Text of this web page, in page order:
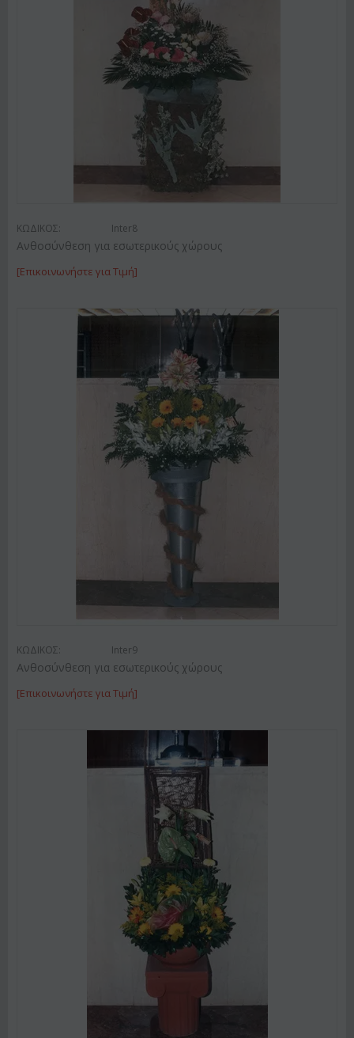
ΚΩΔΙΚΟΣ: Inter8
Ανθοσύνθεση για εσωτερικούς χώρους
[Επικοινωνήστε για Τιμή]
ΚΩΔΙΚΟΣ: Inter9
Ανθοσύνθεση για εσωτερικούς χώρους
[Επικοινωνήστε για Τιμή]